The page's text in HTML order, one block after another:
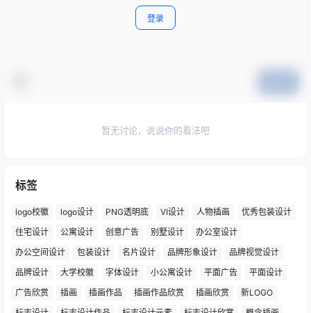
登录
暂无讨论，说说你的看法吧
标签
logo校徽 logo设计 PNG透明底 VI设计 人物插画
优秀包装设计
住宅设计
公寓设计 创意广告 别墅设计
办公室设计
办公空间设计
包装设计 名片设计 品牌形象设计
品牌视觉设计
品牌设计
大学校徽 字体设计 小公寓设计 平面广告
平面设计
广告欣赏
插画 插画作品 插画作品欣赏 插画欣赏
新LOGO